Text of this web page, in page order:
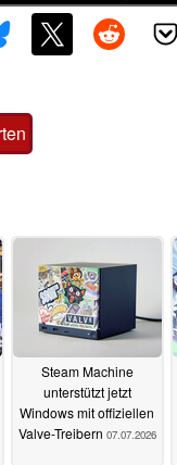
Steam Machine
unterstützt jetzt
Windows mit offiziellen
Valve-Treibern 07.07.2026